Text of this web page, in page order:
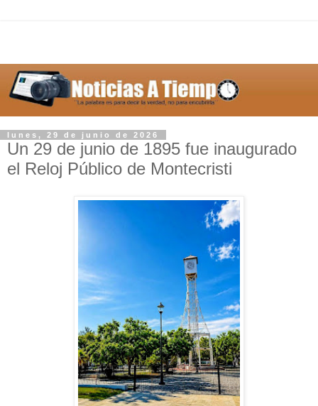
lunes, 29 de junio de 2026
Un 29 de junio de 1895 fue inaugurado
el Reloj Público de Montecristi